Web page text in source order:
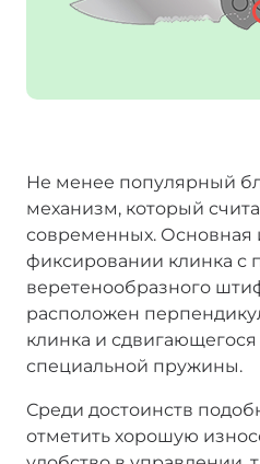
Не менее популярный
механизм, который
современных. Основная
фиксировании клинка с
веретенообразного
расположен
клинка и
специальной пружины.
Среди достоинств
отметить хорошую